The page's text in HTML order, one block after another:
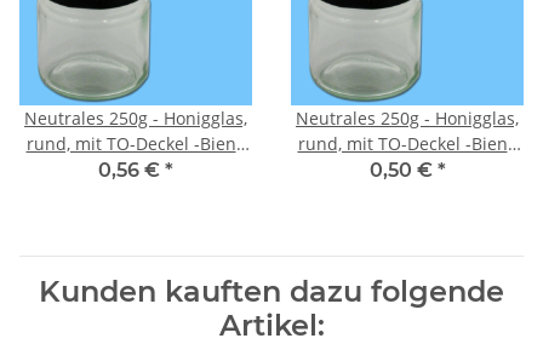
Neutrales 250g - Honigglas,
rund, mit TO-Deckel -Biene
auf Blüte-, 66 mm Ø
0,56 € *
Neutrales 250g - Honigglas,
rund, mit TO-Deckel -Biene
auf Blüte-, 66 mm Ø, je 600
0,50 € *
Kunden kauften dazu folgende
Artikel: